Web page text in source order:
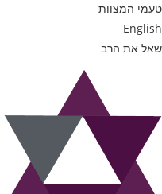
טעמי המצוות
English
שאל את הרב